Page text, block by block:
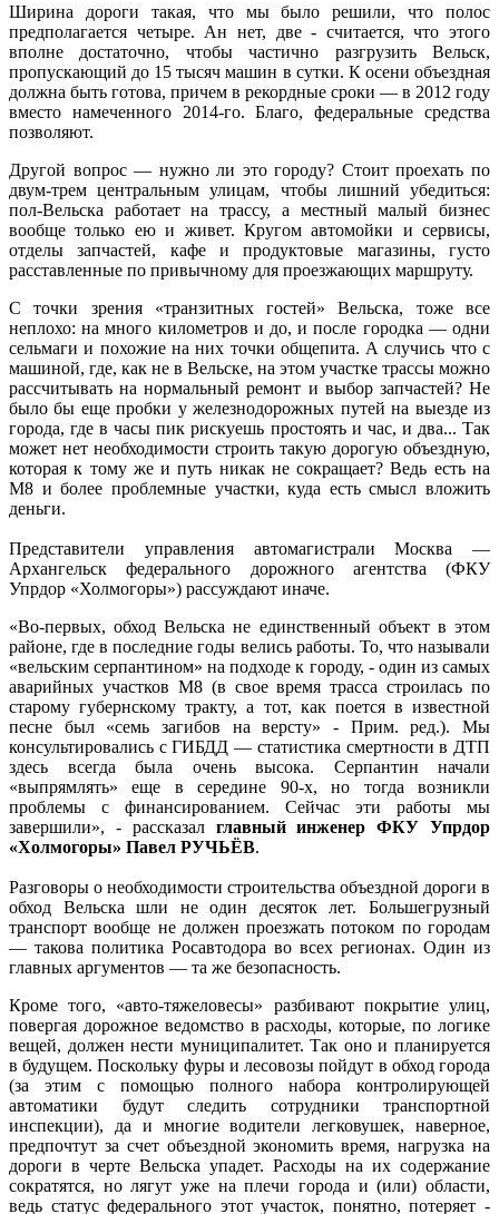
Ширина дороги такая, что мы было решили, что полос
предполагается четыре. Ан нет, две - считается, что этого
вполне достаточно, чтобы частично разгрузить Вельск,
пропускающий до 15 тысяч машин в сутки. К осени объездная
должна быть готова, причем в рекордные сроки — в 2012 году
вместо намеченного 2014-го. Благо, федеральные средства
позволяют.
Другой вопрос — нужно ли это городу? Стоит проехать по
двум-трем центральным улицам, чтобы лишний убедиться:
пол-Вельска работает на трассу, а местный малый бизнес
вообще только ею и живет. Кругом автомойки и сервисы,
отделы запчастей, кафе и продуктовые магазины, густо
расставленные по привычному для проезжающих маршруту.
С точки зрения «транзитных гостей» Вельска, тоже все
неплохо: на много километров и до, и после городка — одни
сельмаги и похожие на них точки общепита. А случись что с
машиной, где, как не в Вельске, на этом участке трассы можно
рассчитывать на нормальный ремонт и выбор запчастей? Не
было бы еще пробки у железнодорожных путей на выезде из
города, где в часы пик рискуешь простоять и час, и два... Так
может нет необходимости строить такую дорогую объездную,
которая к тому же и путь никак не сокращает? Ведь есть на
М8 и более проблемные участки, куда есть смысл вложить
деньги.
Представители управления автомагистрали Москва —
Архангельск федерального дорожного агентства (ФКУ
Упрдор «Холмогоры») рассуждают иначе.
«Во-первых, обход Вельска не единственный объект в этом
районе, где в последние годы велись работы. То, что называли
«вельским серпантином» на подходе к городу, - один из самых
аварийных участков М8 (в свое время трасса строилась по
старому губернскому тракту, а тот, как поется в известной
песне был «семь загибов на версту» - Прим. ред.). Мы
консультировались с ГИБДД — статистика смертности в ДТП
здесь всегда была очень высока. Серпантин начали
«выпрямлять» еще в середине 90-х, но тогда возникли
проблемы с финансированием. Сейчас эти работы мы
завершили», - рассказал главный инженер ФКУ Упрдор
«Холмогоры» Павел РУЧЬЁВ.
Разговоры о необходимости строительства объездной дороги в
обход Вельска шли не один десяток лет. Большегрузный
транспорт вообще не должен проезжать потоком по городам
— такова политика Росавтодора во всех регионах. Один из
главных аргументов — та же безопасность.
Кроме того, «авто-тяжеловесы» разбивают покрытие улиц,
повергая дорожное ведомство в расходы, которые, по логике
вещей, должен нести муниципалитет. Так оно и планируется
в будущем. Поскольку фуры и лесовозы пойдут в обход города
(за этим с помощью полного набора контролирующей
автоматики будут следить сотрудники транспортной
инспекции), да и многие водители легковушек, наверное,
предпочтут за счет объездной экономить время, нагрузка на
дороги в черте Вельска упадет. Расходы на их содержание
сократятся, но лягут уже на плечи города и (или) области,
ведь статус федерального этот участок, понятно, потеряет -